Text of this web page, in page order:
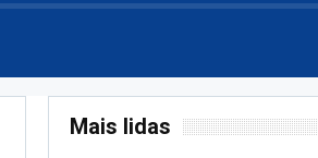
Mais lidas